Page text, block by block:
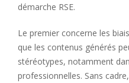
démarche RSE.
Le premier concerne les
que les contenus générés
stéréotypes, notamment
professionnelles. Sans